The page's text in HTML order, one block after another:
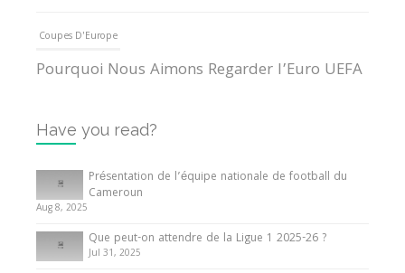
Coupes D'Europe
Pourquoi Nous Aimons Regarder l’Euro UEFA
Internationales
Tout ce que vous devez savoir sur la Coupe
d’Afrique des Nations
10 May 2024
Internationales
Have you read?
Présentation de l’équipe nationale de football du
Cameroun
Aug 8, 2025
Que peut-on attendre de la Ligue 1 2025-26 ?
Jul 31, 2025